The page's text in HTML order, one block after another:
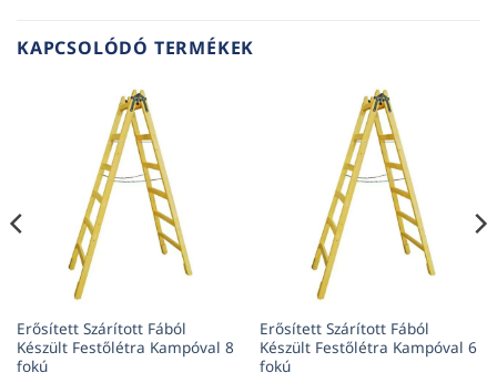
KAPCSOLÓDÓ TERMÉKEK
Erősített Szárított Fából
Készült Festőlétra Kampóval 8
fokú
Erősített Szárított Fából
Készült Festőlétra Kampóval 6
fokú